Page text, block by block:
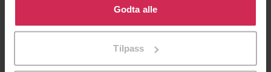
bruke cookies for alle disse formålene. Du kan også
tilpasse ditt samtykke til spesifikke formål ved å klikke
Godta alle
Tilpass
Flaggermusmannen
Jo Nesbø
Michael Hjorth